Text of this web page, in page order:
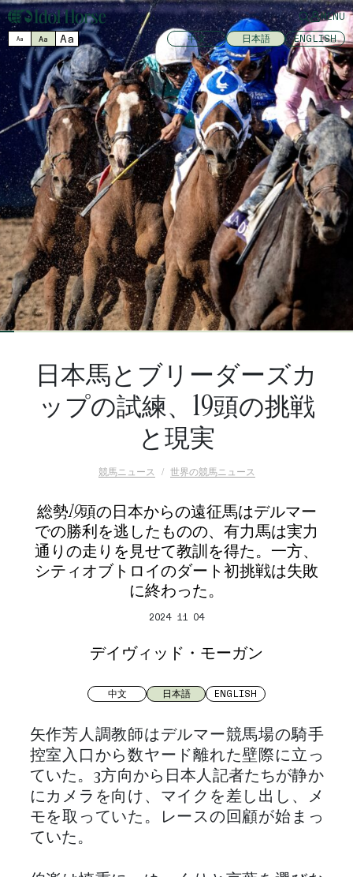
MENU
Aa Aa Aa 中文 日本語 ENGLISH
日本馬とブリーダーズカ
ップの試練、19頭の挑戦
と現実
競馬ニュース 世界の競馬ニュース
総勢19頭の日本からの遠征馬はデルマー
での勝利を逃したものの、有力馬は実力
通りの走りを見せて教訓を得た。一方、
シティオブトロイのダート初挑戦は失敗
に終わった。
2024 11 04
デイヴィッド・モーガン
中文 日本語 ENGLISH
矢作芳人調教師はデルマー競馬場の騎手
控室入口から数ヤード離れた壁際に立っ
ていた。3方向から日本人記者たちが静か
にカメラを向け、マイクを差し出し、メ
モを取っていた。レースの回顧が始まっ
ていた。